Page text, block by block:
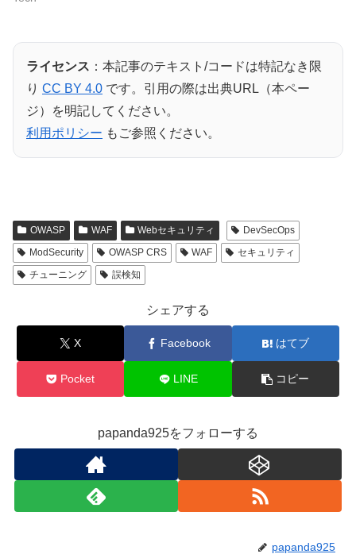
ライセンス ：本記事のテキスト/コードは特記なき限
り CC BY 4.0 です。引用の際は出典URL（本ペー
ジ）を明記してください。
利用ポリシー もご参照ください。
OWASP WAF Webセキュリティ
DevSecOps
ModSecurity
OWASP CRS WAF
セキュリティ
チューニング
誤検知
シェアする
X Facebook はてブ
Pocket LINE コピー
papanda925をフォローする
papanda925